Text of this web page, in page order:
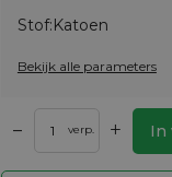
Stof:Katoen
Bekijk alle parameters
– verp. + In